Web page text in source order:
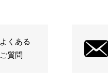
よくある
ご質問